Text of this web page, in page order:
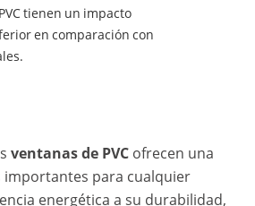
tienen un impacto
en comparación con
ventanas de PVC ofrecen una
importantes para cualquier
energética a su durabilidad,